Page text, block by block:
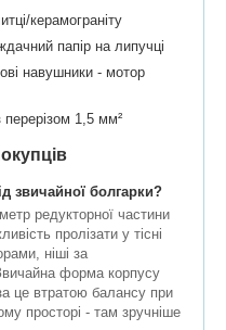
керамограніту
папір на липучці
навушники - мотор
1,5 мм²
звичайної болгарки?
редукторної частини
пролізати у тісні
ніші за
форма корпусу
це втратою балансу при
просторі - там зручніше